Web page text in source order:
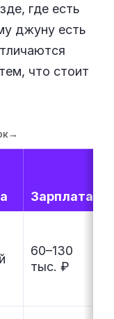
где есть
джуну есть
что стоит
→
Зарплата
60–130
тыс. ₽